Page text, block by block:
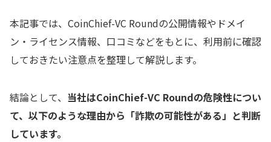
本記事では、CoinChief-VC Roundの公開情報やドメイ
ン・ライセンス情報、口コミなどをもとに、利用前に確認
しておきたい注意点を整理して解説します。
結論として、 当社はCoinChief-VC Roundの危険性につい
て、以下のような理由から「詐欺の可能性がある」と判断
しています。